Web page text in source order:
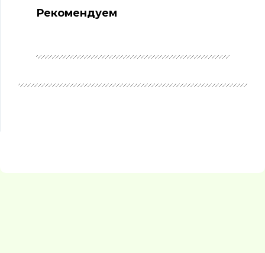
Рекомендуем